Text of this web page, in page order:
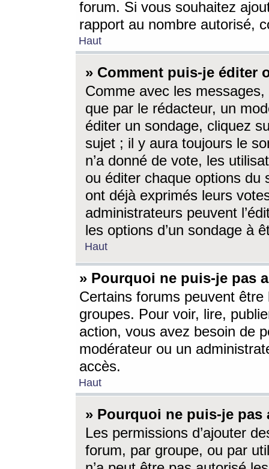
forum. Si vous souhaitez
rapport au nombre autorisé,
Haut
» Comment puis-je éditer
Comme avec les
que par le rédacteur, un
éditer un sondage, cliquez
sujet ; il y aura toujours le
n’a donné de vote, les
ou éditer chaque options du
ont déjà exprimés leurs
administrateurs peuvent
les options d’un sondage à
Haut
» Pourquoi ne puis-je pas
Certains forums peuvent être
groupes. Pour voir, lire,
action, vous avez besoin de
modérateur ou un
accès.
Haut
» Pourquoi ne puis-je
Les permissions d’ajouter
forum, par groupe, ou par